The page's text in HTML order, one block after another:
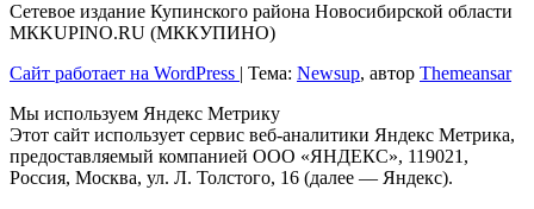
Сетевое издание Купинского района Новосибирской области
МКKUPINO.RU (МККУПИНО)
Сайт работает на WordPress
Тема: Newsup, автор Themeansar
Мы используем Яндекс Метрику
Этот сайт использует сервис веб-аналитики Яндекс Метрика,
предоставляемый компанией ООО «ЯНДЕКС», 119021,
Россия, Москва, ул. Л. Толстого, 16 (далее — Яндекс).